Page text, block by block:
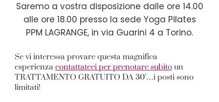
Saremo a vostra disposizione dalle ore 14.00
alle ore 18.00 presso la sede Yoga Pilates
PPM LAGRANGE, in via Guarini 4 a Torino.
Se vi interessa provare questa magnifica
esperienza contattateci per prenotare subito un
TRATTAMENTO GRATUITO DA 30’…i posti sono
limitati!